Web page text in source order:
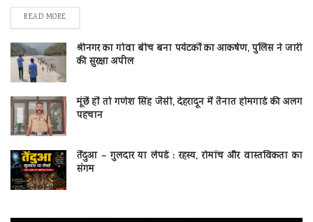
READ MOREDETAILS
श्रीनगर का गोवा बीच बना पर्यटकों का आकर्षण, पुलिस ने जारी
की सुरक्षा अपील
मूंछें हों तो गणेश सिंह जैसी, देहरादून में तैनात होमगार्ड की अलग
पहचान
तेंदुआ – गुलदार या लेपर्ड : रहस्य, रोमांच और वास्तविकता का
संगम